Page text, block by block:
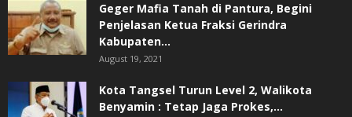
Geger Mafia Tanah di Pantura, Begini
Penjelasan Ketua Fraksi Gerindra
Kabupaten...
August 19, 2021
Kota Tangsel Turun Level 2, Walikota
Benyamin : Tetap Jaga Prokes,...